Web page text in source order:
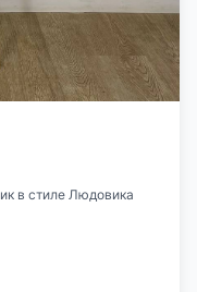
в стиле Людовика